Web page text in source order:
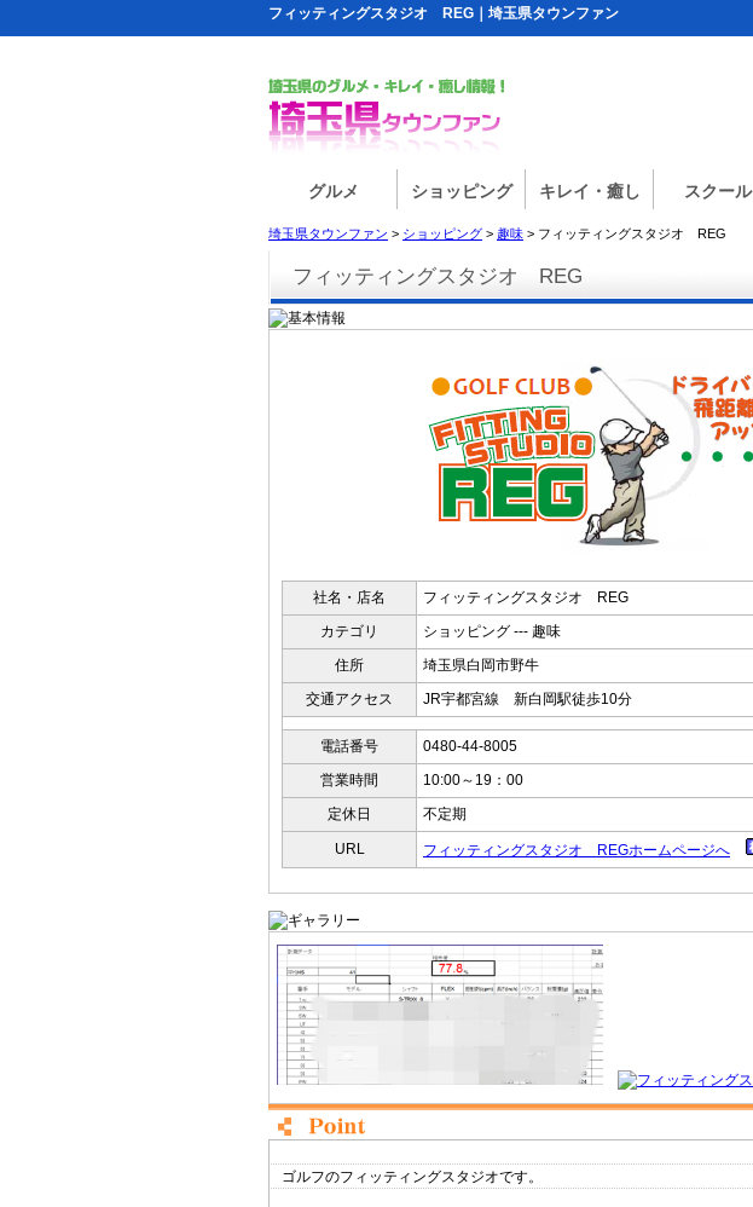
フィッティングスタジオ REG｜埼玉県タウンファン
グルメ ショッピング キレイ・癒し スクール
埼玉県タウンファン > ショッピング > 趣味 > フィッティングスタジオ REG
フィッティングスタジオ REG
社名・店名
フィッティングスタジオ REG
カテゴリ
ショッピング --- 趣味
住所
埼玉県白岡市野牛
交通アクセス
JR宇都宮線 新白岡駅徒歩10分
電話番号
0480-44-8005
営業時間
10:00～19：00
定休日
不定期
URL フィッティングスタジオ REGホームページへ
ゴルフのフィッティングスタジオです。